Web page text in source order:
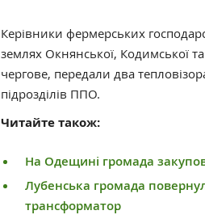
Керівники фермерських
землях Окнянської, Кодимської
чергове, передали два
підрозділів ППО.
Читайте також:
На Одещині громада
Лубенська громада
трансформатор